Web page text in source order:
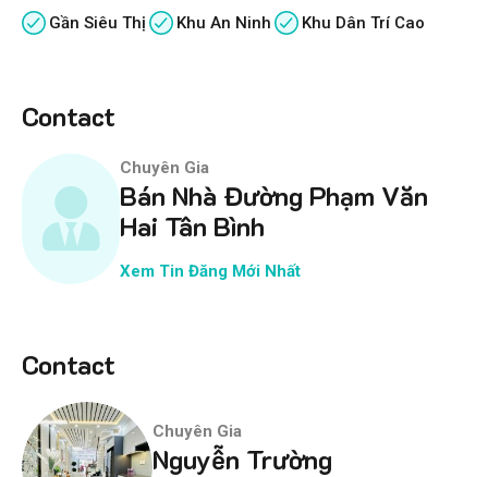
Gần Siêu Thị Khu An Ninh Khu Dân Trí Cao
Contact
Chuyên Gia
Bán Nhà Đường Phạm Văn
Hai Tân Bình
Xem Tin Đăng Mới Nhất
Contact
Chuyên Gia
Nguyễn Trường